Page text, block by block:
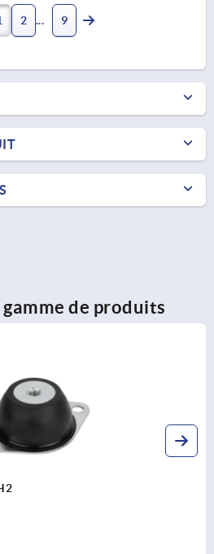
2 9
de produits